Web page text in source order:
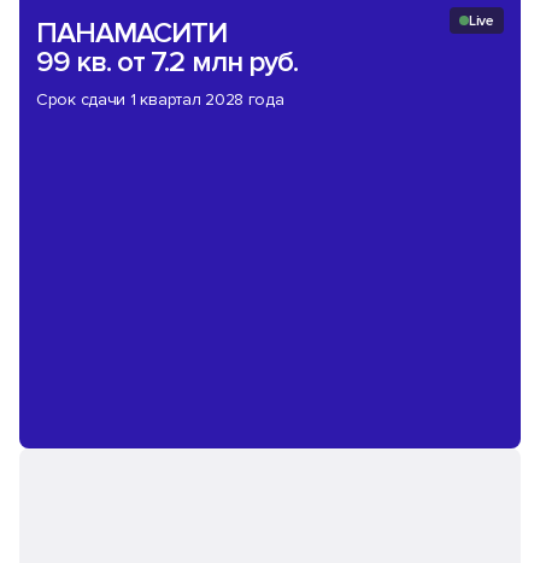
Live
ПАНАМАСИТИ
99 кв. от 7.2 млн руб.
Срок сдачи 1 квартал 2028 года